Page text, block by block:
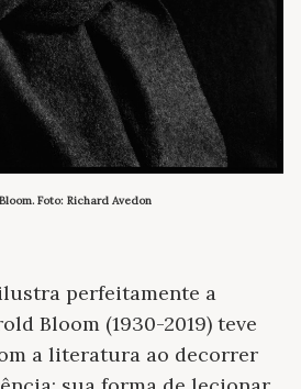
Foto: Richard Avedon
perfeitamente a
Bloom (1930-2019) teve
a literatura ao decorrer